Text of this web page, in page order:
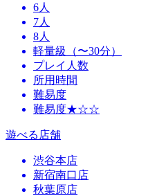
6人
7人
8人
軽量級（〜30分）
プレイ人数
所用時間
難易度
難易度★☆☆
遊べる店舗
渋谷本店
新宿南口店
秋葉原店